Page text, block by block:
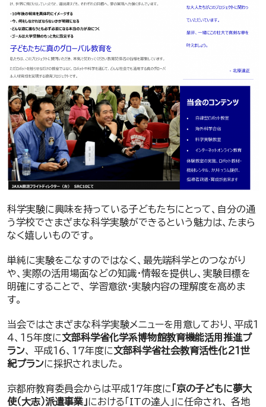
科学実験に興味を持っている子どもたちにとって、自分の通
う学校でさまざまな科学実験ができるという魅力は、たまら
なく嬉しいものです。
単純に実験をこなすのではなく、最先端科学とのつながり
や、実際の活用場面などの知識・情報を提供し、実験目標を
明確にすることで、 学習意欲・実験内容の理解度を高めま
す。
当会ではさまざまな科学実験メニューを用意しており、平成１
４、１５年度に文部科学省化学系博物館教育機能活用推進プ
ラン、 平成１６、１７年度に文部科学省社会教育活性化２１世
紀プランに採択されました。
京都府教育委員会からは平成１７年度に
「京の子どもに夢大
使（大志）派遣事業」における「ITの達人」に任命され、 各地